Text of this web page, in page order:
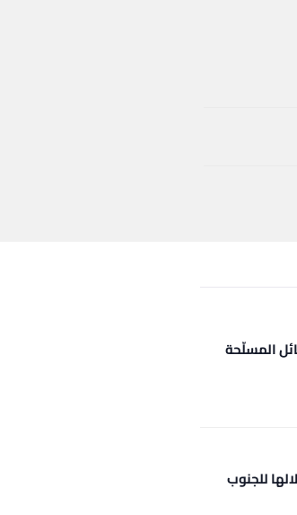
المسلّحة
للجنوب